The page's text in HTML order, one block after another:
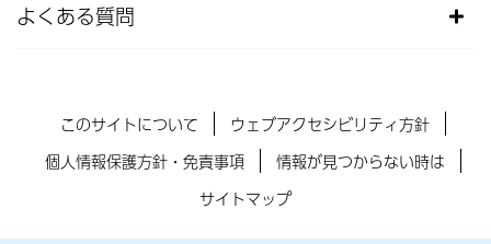
よくある質問
このサイトについて
ウェブアクセシビリティ方針
個人情報保護方針・免責事項
情報が見つからない時は
サイトマップ